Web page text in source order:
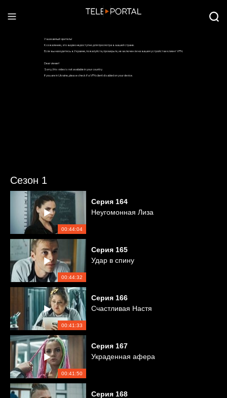
Сезон 1
00:44:04
Серия 164
Неугомонная Лиза
00:44:32
Серия 165
Удар в спину
00:41:33
Серия 166
Счастливая Настя
00:41:50
Серия 167
Украденная афера
Серия 168